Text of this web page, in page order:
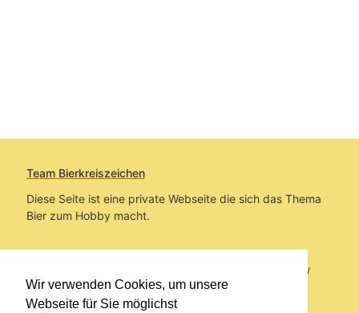
Wir verwenden Cookies, um unsere
Webseite für Sie möglichst
Team Bierkreiszeichen
Diese Seite ist eine private Webseite die sich das Thema
Bier zum Hobby macht.
Sie befinden sich auf https://www.bierkreiszeichen.at/
im Pfad:Bierkreiszeichen/Gesammelte Biere